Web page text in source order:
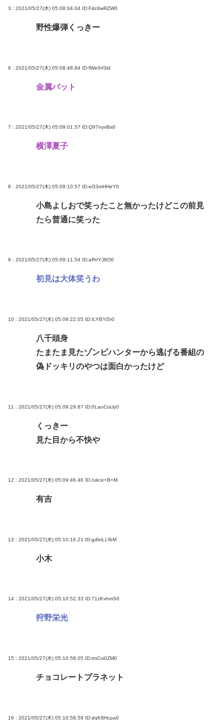
誹謗中傷にさらされた経緯がこちら…
信じて下さい」 ←何でこの主張が通らないの？
3 : 2021/05/27(木) 05:08:04.04 ID:Fdc8wRZW0
野性爆弾くっきー
6 : 2021/05/27(木) 05:08:48.84 ID:fWeIhf3id
金属バット
7 : 2021/05/27(木) 05:09:01.57 ID:Q97nyvBs0
横澤夏子
8 : 2021/05/27(木) 05:09:10.57 ID:eO3mHHeY0
小島よしおで笑ったこと無かったけどこの前見
たら普通に笑った
9 : 2021/05/27(木) 05:09:11.54 ID:aRr/YJ8O0
初見は大体笑うわ
10 : 2021/05/27(木) 05:09:22.05 ID:ILYBYi5r0
八千頭身
たまたま見たゾンビハンターから逃げる番組の
偽ドッキリのやつは面白かったけど
11 : 2021/05/27(木) 05:09:29.87 ID:0LaoCoUy0
くっきー
見た目から不快や
12 : 2021/05/27(木) 05:09:46.46 ID:/ukce+B+M
有吉
13 : 2021/05/27(木) 05:10:16.21 ID:gdbtLLfbM
小木
14 : 2021/05/27(木) 05:10:52.33 ID:71zKvhmS0
狩野栄光
15 : 2021/05/27(木) 05:10:58.05 ID:tmCvi0ZM0
チョコレートプラネット
16 : 2021/05/27(木) 05:10:58.59 ID:dqK8Hcpa0